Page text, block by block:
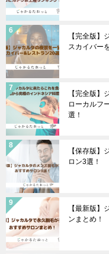
【完全版】
スカイバー
【完全版】
ローカルフ
選！
【保存版】
ロン3選！
【最新版】
ンまとめ！